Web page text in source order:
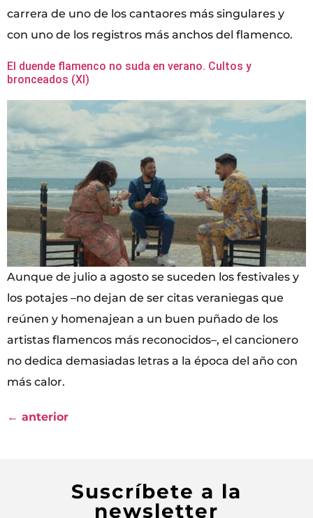
carrera de uno de los cantaores más singulares y
con uno de los registros más anchos del flamenco.
El duende flamenco no suda en verano. Cultos y
bronceados (XI)
Aunque de julio a agosto se suceden los festivales y
los potajes –no dejan de ser citas veraniegas que
reúnen y homenajean a un buen puñado de los
artistas flamencos más reconocidos–, el cancionero
no dedica demasiadas letras a la época del año con
más calor.
← anterior
Suscríbete a la
newsletter